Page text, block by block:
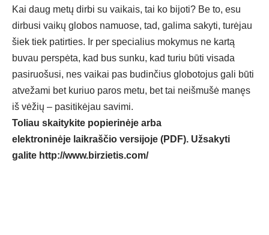
Kai daug metų dirbi su vaikais, tai ko bijoti? Be to, esu
dirbusi vaikų globos namuose, tad, galima sakyti, turėjau
šiek tiek patirties. Ir per specialius mokymus ne kartą
buvau perspėta, kad bus sunku, kad turiu būti visada
pasiruošusi, nes vaikai pas budinčius globotojus gali būti
atvežami bet kuriuo paros metu, bet tai neišmušė manęs
iš vėžių – pasitikėjau savimi.
Toliau skaitykite popierinėje arba
elektroninėje laikraščio versijoje (PDF). Užsakyti
galite http://www.birzietis.com/